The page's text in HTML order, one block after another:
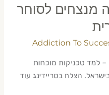
מנצחים לסוחר
Addiction To
– למד טכניקות מוכחות
הצלח בטריידינג עוד